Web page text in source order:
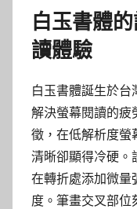
白玉書體
讀體驗
白玉書體誕生於台
解決螢幕閱讀的疲
徵，在低解析度螢
清晰卻顯得冷硬。
在轉折處添加微量
度。筆畫交叉部位